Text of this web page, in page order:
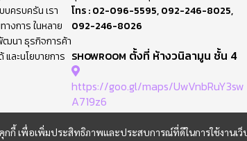
กกี้ เพื่อเพิ่มประสิทธิภาพและประสบการณ์ที่ดีในการใช้งานเ
บครบครัน เรา
างการ ในหลาย
ฒนา ธุรกิจการค้า
และนโยบายการ
โทร :02-096-5595,092-246-8025,
092-246-8026
SHOWROOM ตั้งที่ ห้างวนิลามูน ชั้น 4
https://goo.gl/maps/UwVnbRuY3sw
A719z6